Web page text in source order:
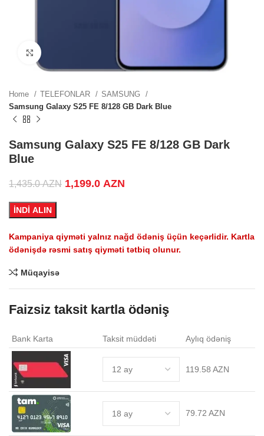
Home TELEFONLAR
SAMSUNG
Samsung Galaxy S25 FE 8/128 GB Dark Blue
Samsung Galaxy S25 FE 8/128 GB Dark
Blue
1,435.0AZN Original price was: 1,435.0 AZN.
1,199.0 AZN
İNDİ ALIN
Kampaniya qiyməti yalnız nağd ödəniş üçün keçərlidir. Kartla
ödənişdə rəsmi satış qiyməti tətbiq olunur.
Müqayisə
Faizsiz taksit kartla ödəniş
Bank Karta Taksit müddəti Aylıq ödəniş
119.58 AZN
79.72 AZN